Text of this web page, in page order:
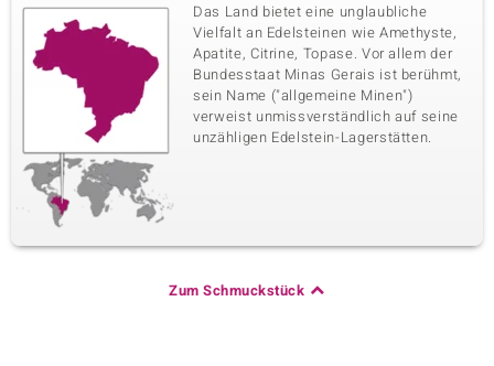
Das Land bietet eine unglaubliche
Vielfalt an Edelsteinen wie Amethyste,
Apatite, Citrine, Topase. Vor allem der
Bundesstaat Minas Gerais ist berühmt,
sein Name ("allgemeine Minen")
verweist unmissverständlich auf seine
unzähligen Edelstein-Lagerstätten.
Zum Schmuckstück